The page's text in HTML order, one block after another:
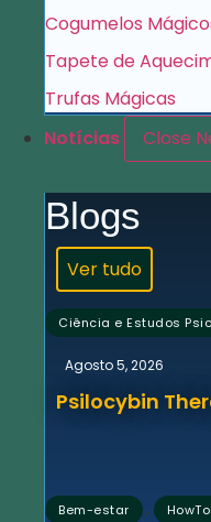
Cogumelos
Tapete de
Trufas Mágicas
Notícias
Close
Blogs
Ver tudo
Ciência e Estudos
Agosto 5, 2026
Psilocybin
Bem-estar ,